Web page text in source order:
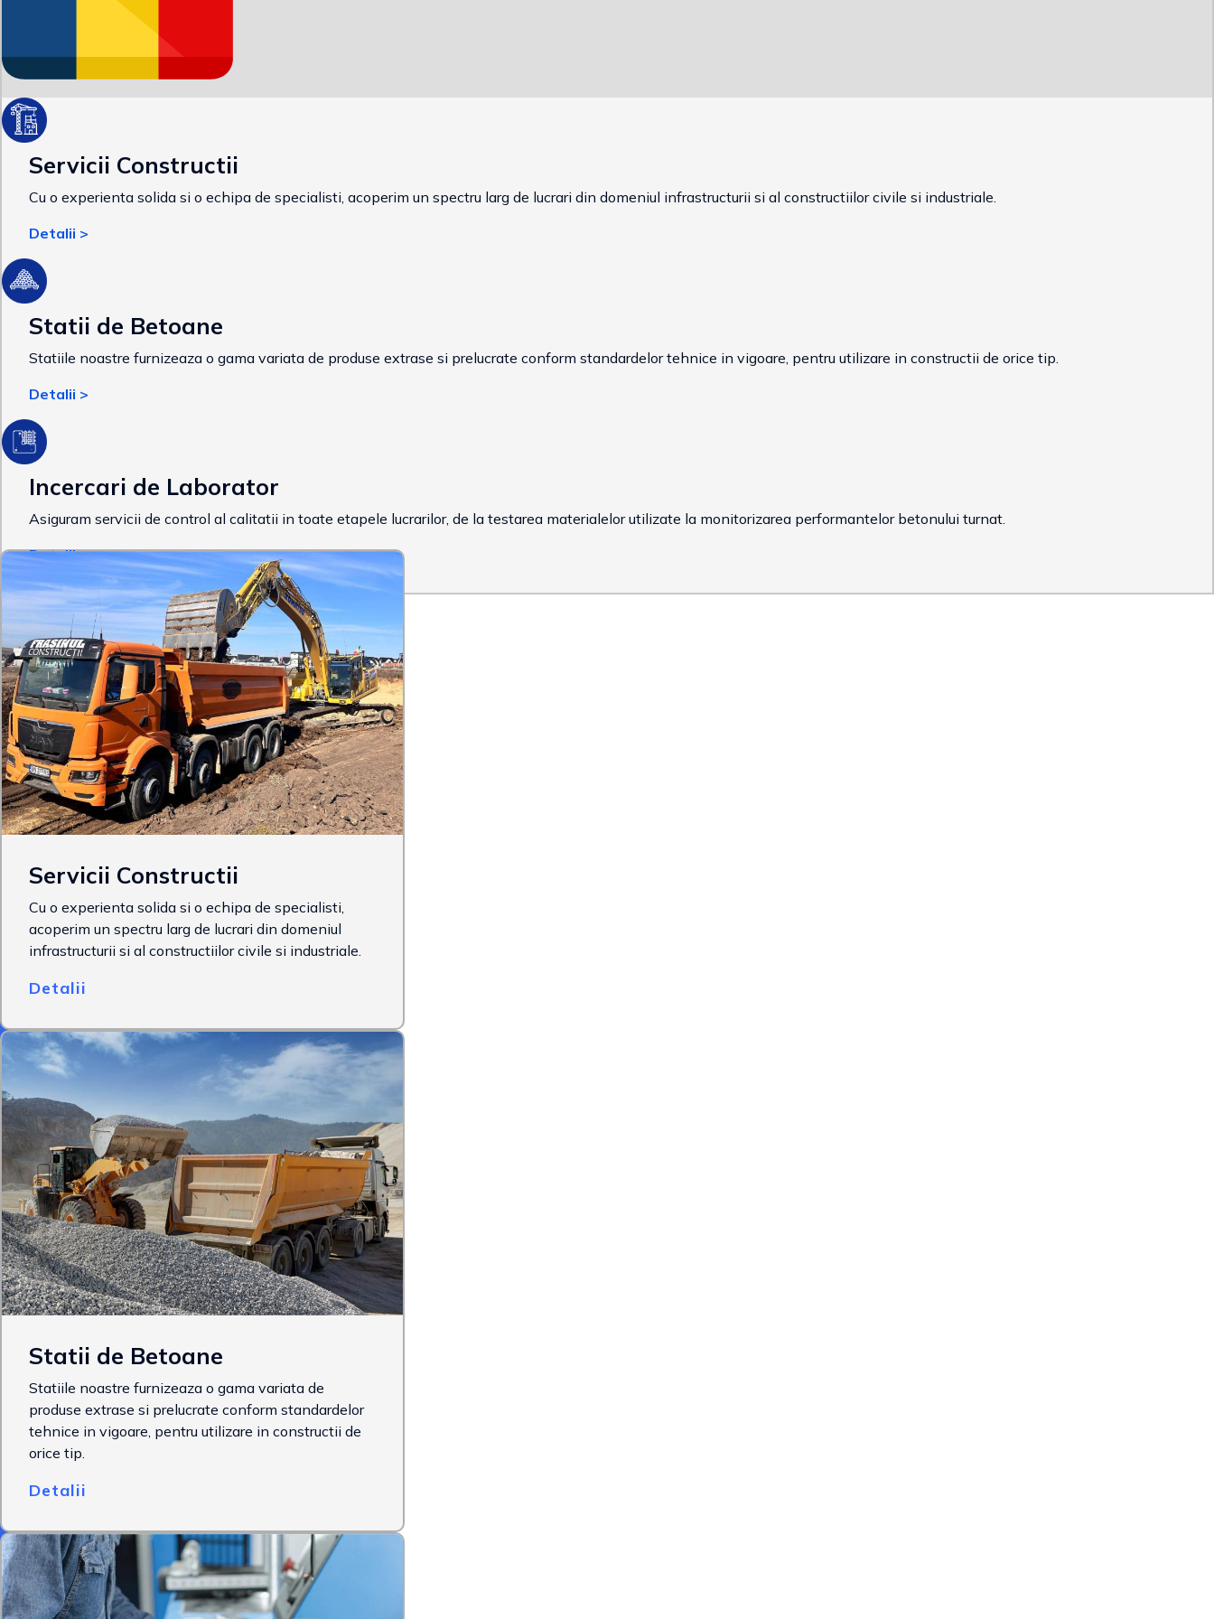
Servicii Constructii
Cu o experienta solida si o echipa de specialisti, acoperim un spectru larg de lucrari din domeniul infrastructurii si al constructiilor civile si industriale.
Detalii >
Statii de Betoane
Statiile noastre furnizeaza o gama variata de produse extrase si prelucrate conform standardelor tehnice in vigoare, pentru utilizare in constructii de orice tip.
Detalii >
Incercari de Laborator
Asiguram servicii de control al calitatii in toate etapele lucrarilor, de la testarea materialelor utilizate la monitorizarea performantelor betonului turnat.
Detalii >
Servicii Constructii
Cu o experienta solida si o echipa de specialisti,
acoperim un spectru larg de lucrari din domeniul
infrastructurii si al constructiilor civile si industriale.
Detalii
Statii de Betoane
Statiile noastre furnizeaza o gama variata de
produse extrase si prelucrate conform standardelor
tehnice in vigoare, pentru utilizare in constructii de
orice tip.
Detalii